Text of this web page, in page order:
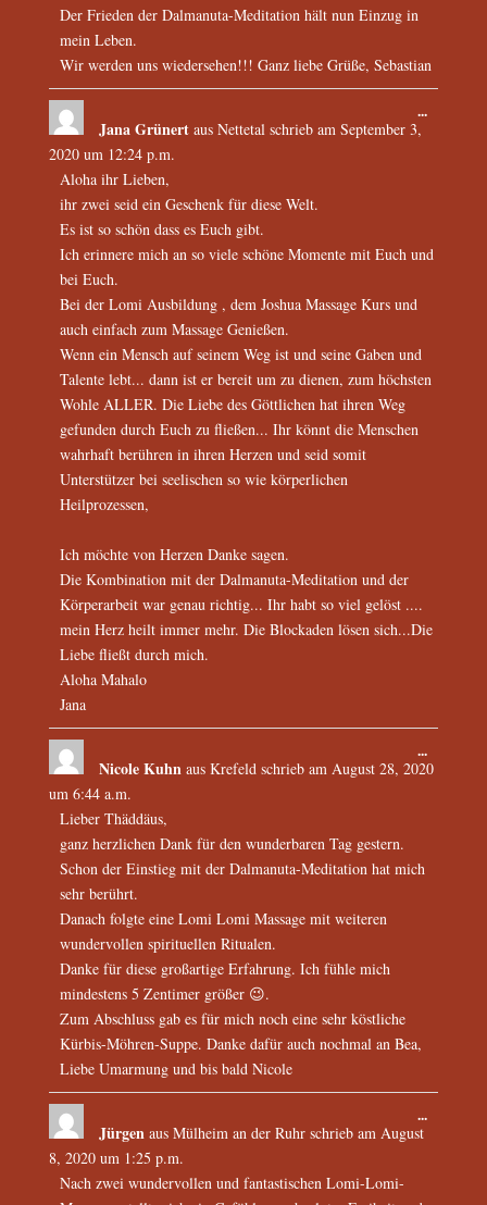
Der Frieden der Dalmanuta-Meditation hält nun Einzug in
mein Leben.
Wir werden uns wiedersehen!!! Ganz liebe Grüße, Sebastian
Jana Grünert aus Nettetal schrieb amSeptember 3,
2020 um 12:24 p.m.
Aloha ihr Lieben,
ihr zwei seid ein Geschenk für diese Welt.
Es ist so schön dass es Euch gibt.
Ich erinnere mich an so viele schöne Momente mit Euch und
bei Euch.
Bei der Lomi Ausbildung , dem Joshua Massage Kurs und
auch einfach zum Massage Genießen.
Wenn ein Mensch auf seinem Weg ist und seine Gaben und
Talente lebt... dann ist er bereit um zu dienen, zum höchsten
Wohle ALLER. Die Liebe des Göttlichen hat ihren Weg
gefunden durch Euch zu fließen... Ihr könnt die Menschen
wahrhaft berühren in ihren Herzen und seid somit
Unterstützer bei seelischen so wie körperlichen
Heilprozessen,
Ich möchte von Herzen Danke sagen.
Die Kombination mit der Dalmanuta-Meditation und der
Körperarbeit war genau richtig... Ihr habt so viel gelöst ....
mein Herz heilt immer mehr. Die Blockaden lösen sich...Die
Liebe fließt durch mich.
Aloha Mahalo
Jana
...
Nicole Kuhn aus Krefeld schrieb amAugust 28, 2020
um 6:44 a.m.
Lieber Thäddäus,
ganz herzlichen Dank für den wunderbaren Tag gestern.
Schon der Einstieg mit der Dalmanuta-Meditation hat mich
sehr berührt.
Danach folgte eine Lomi Lomi Massage mit weiteren
wundervollen spirituellen Ritualen.
Danke für diese großartige Erfahrung. Ich fühle mich
mindestens 5 Zentimer größer 😉.
Zum Abschluss gab es für mich noch eine sehr köstliche
Kürbis-Möhren-Suppe. Danke dafür auch nochmal an Bea,
Liebe Umarmung und bis bald Nicole
...
Jürgen aus Mülheim an der Ruhr schrieb amAugust
8, 2020 um 1:25 p.m.
Nach zwei wundervollen und fantastischen Lomi-Lomi-
...